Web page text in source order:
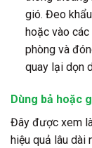
gió. Đeo
hoặc vào
phòng và
quay lại dọn
Dùng bả hoặc
Đây được xem
hiệu quả lâu dài